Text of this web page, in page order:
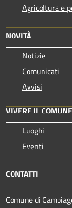
Agricoltura e
NOVITÀ
Notizie
Comunicati
Avvisi
VIVERE IL COMUNE
Luoghi
Eventi
CONTATTI
Comune di